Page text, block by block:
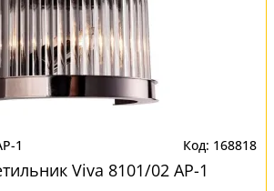
1 168818
Viva 8101/02 AP-1